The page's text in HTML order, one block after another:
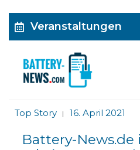
Veranstaltungen
Top Story | 16. April 2021
Battery-News.de